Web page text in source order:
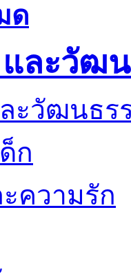
ด
ละวัฒ
ก
ความรัก